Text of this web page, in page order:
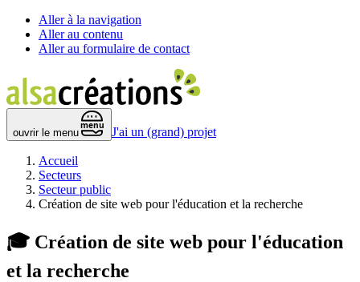
Aller à la navigation
Aller au contenu
Aller au formulaire de contact
ouvrir le menu
menu
J'ai un (grand) projet
Accueil
Secteurs
Secteur public
Création de site web pour l'éducation et la recherche
🎓 Création de site web pour l'éducation
et la recherche